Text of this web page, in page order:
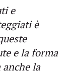
e
è
e la forma
la